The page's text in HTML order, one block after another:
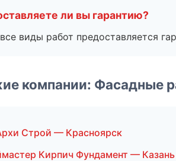
ли вы гарантию?
виды работ предоставляется
компании: Фасадные
Строй — Красноярск
Кирпич Фундамент — Казань